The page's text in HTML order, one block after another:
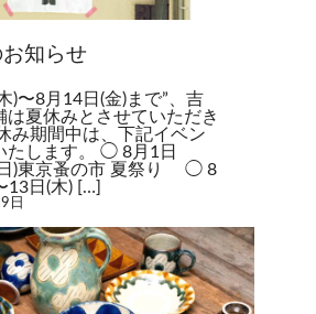
知らせ
)〜8月14日(金)まで”、吉
は夏休みとさせていただき
み期間中は、下記イベン
たします。 ◯ 8月1日
日)東京蚤の市 夏祭り ◯ 8
13日(木) […]
日